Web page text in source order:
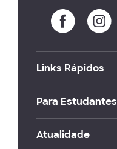
Links Rápidos
Para Estudantes
Atualidade